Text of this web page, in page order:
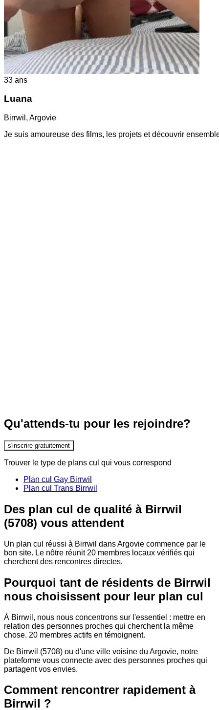
33 ans
Luana
Birrwil , Argovie
Je suis amoureuse des films, les projets et découvrir
Qu'attends-tu pour les rejoindre?
s'inscrire gratuitement
Trouver le type de plans cul qui vous correspond
Plan cul Gay Birrwil
Plan cul Trans Birrwil
Des plan cul de qualité à Birrwil
(5708) vous attendent
Un plan cul réussi à Birrwil dans Argovie commence par le
bon site. Le nôtre réunit 20 membres locaux vérifiés qui
cherchent des rencontres directes.
Pourquoi tant de résidents de Birrwil
nous choisissent pour leur plan cul
À Birrwil, nous nous concentrons sur l'essentiel : mettre en
relation des personnes proches qui cherchent la même
chose. 20 membres actifs en témoignent.
De Birrwil (5708) ou d'une ville voisine du Argovie, notre
plateforme vous connecte avec des personnes proches qui
partagent vos envies.
Comment rencontrer rapidement à
Birrwil ?